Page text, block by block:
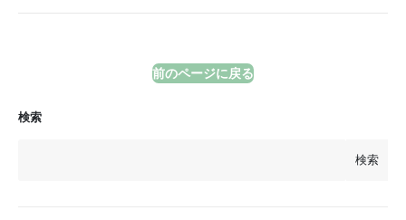
前のページに戻る
検索
検索